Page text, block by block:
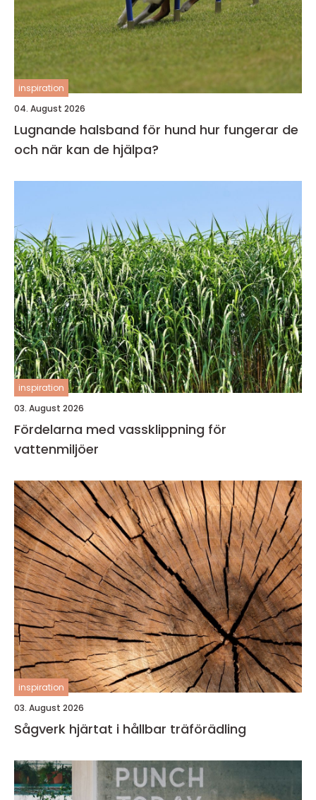
inspiration
04. August 2026
Lugnande halsband för hund hur fungerar de
och när kan de hjälpa?
inspiration
03. August 2026
Fördelarna med vassklippning för
vattenmiljöer
inspiration
03. August 2026
Sågverk hjärtat i hållbar träförädling